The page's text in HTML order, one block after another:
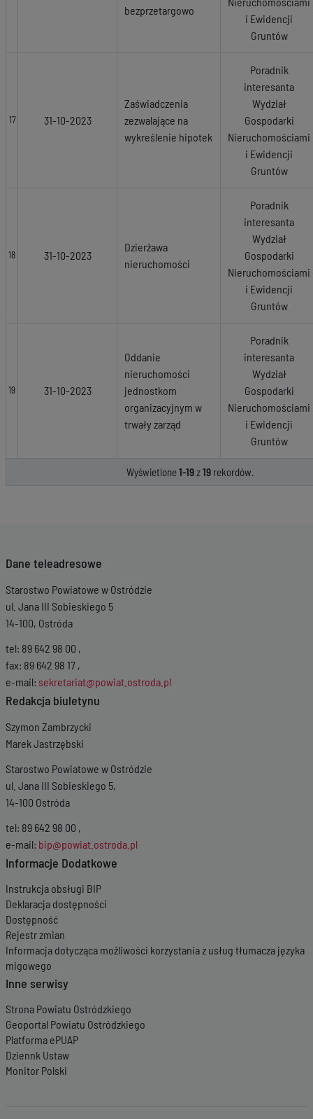
bezprzetargowo
i Ewidencji
Gruntów
17 31-10-2023
Zaświadczenia
zezwalające na
wykreślenie hipotek
Poradnik
interesanta
Wydział
Gospodarki
Nieruchomościami
i Ewidencji
Gruntów
18 31-10-2023
Dzierżawa
nieruchomości
Poradnik
interesanta
Wydział
Gospodarki
Nieruchomościami
i Ewidencji
Gruntów
19 31-10-2023
Oddanie
nieruchomości
jednostkom
organizacyjnym w
trwały zarząd
Poradnik
interesanta
Wydział
Gospodarki
Nieruchomościami
i Ewidencji
Gruntów
Wyświetlone1-19z19 rekordów.
Dane teleadresowe
Starostwo Powiatowe w Ostródzie
ul. Jana III Sobieskiego 5
14-100, Ostróda
tel: 89 642 98 00 ,
fax: 89 642 98 17 ,
e-mail: sekretariat@powiat.ostroda.pl
Redakcja biuletynu
Szymon Zambrzycki
Marek Jastrzębski
Starostwo Powiatowe w Ostródzie
ul. Jana III Sobieskiego 5,
14-100 Ostróda
tel: 89 642 98 00 ,
e-mail: bip@powiat.ostroda.pl
Informacje Dodatkowe
Instrukcja obsługi BIP
Deklaracja dostępności
Dostępność
Rejestr zmian
Informacja dotycząca możliwości korzystania z usług tłumacza języka
migowego
Inne serwisy
Strona Powiatu Ostródzkiego
Geoportal Powiatu Ostródzkiego
Platforma ePUAP
Dziennk Ustaw
Monitor Polski